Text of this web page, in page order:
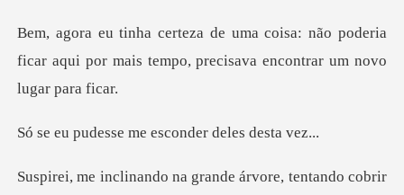
Baixar App
não poderia
ficar aqui por mais tempo, pre
e me esconder d
rvore, tentando cobrir